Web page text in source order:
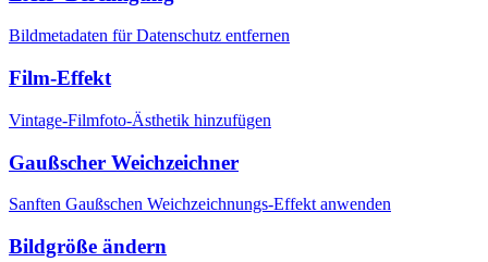
Bildmetadaten für Datenschutz entfernen
Film-Effekt
Vintage-Filmfoto-Ästhetik hinzufügen
Gaußscher Weichzeichner
Sanften Gaußschen Weichzeichnungs-Effekt anwenden
Bildgröße ändern